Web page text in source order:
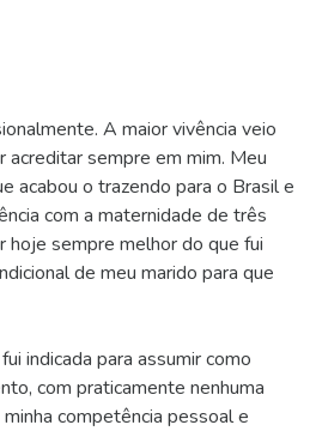
A maior vivência veio
acreditar sempre em mim. Meu
acabou o trazendo para o Brasil e
com a maternidade de três
hoje sempre melhor do que fui
de meu marido para que
indicada para assumir como
com praticamente nenhuma
competência pessoal e